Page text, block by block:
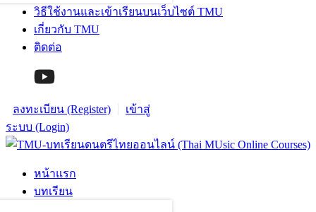
วิธีใช้งานและเข้าเรียนบนเว็บไซต์ TMU
เกี่ยวกับ TMU
ติดต่อ
ลงทะเบียน (Register)
เข้าสู่
ระบบ (Login)
หน้าแรก
บทเรียน